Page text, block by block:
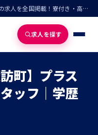
製造・倉庫・軽作業・フォークリフトなどの求人を全国掲載！寮付き・高収入・即入寮の仕事が見つかる
求人を探す
町】プラス
ッフ｜学歴